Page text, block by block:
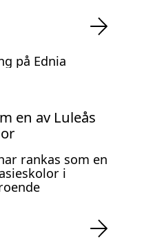
en av Luleås
rankas som en
i